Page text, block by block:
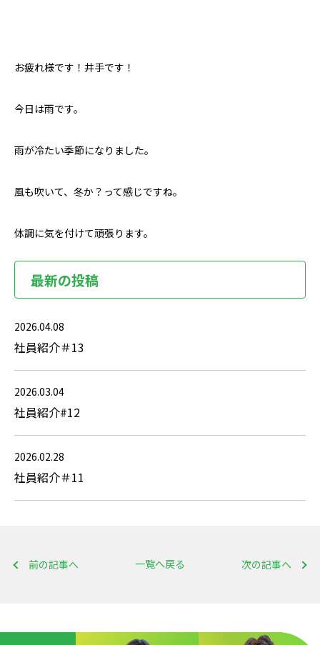
お疲れ様です！井手です！
今日は雨です。
雨が冷たい季節になりました。
風も吹いて、冬か？って感じですね。
体調に気を付けて頑張ります。
最新の投稿
2026.04.08
社員紹介＃13
2026.03.04
社員紹介#12
2026.02.28
社員紹介＃11
前の記事へ 次の記事へ
一覧へ戻る